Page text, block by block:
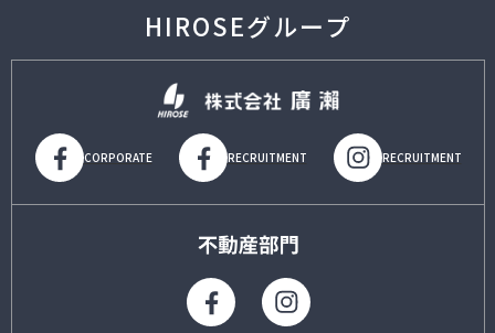
HIROSEグループ
CORPORATE RECRUITMENT RECRUITMENT